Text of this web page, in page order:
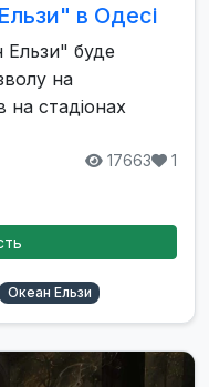
в Одесі
Ельзи" буде
на
на стадіонах
17663 1
Океан Ельзи